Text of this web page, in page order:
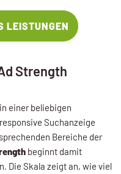
LEISTUNGEN
Strength
einer beliebigen
Suchanzeige
Bereiche der
beginnt damit
Die Skala zeigt an, wie viel